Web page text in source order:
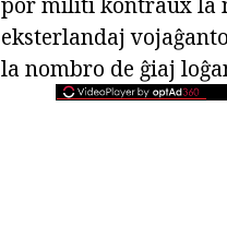
eksterlandaj
la nombro de ĝiaj